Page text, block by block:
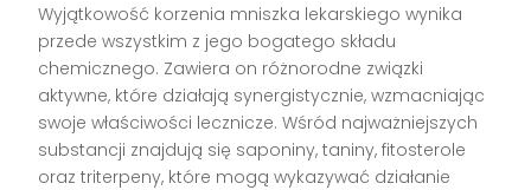
Wyjątkowość korzenia mniszka lekarskiego wynika
przede wszystkim z jego bogatego składu
chemicznego. Zawiera on różnorodne związki
aktywne, które działają synergistycznie, wzmacniając
swoje właściwości lecznicze. Wśród najważniejszych
substancji znajdują się saponiny, taniny, fitosterole
oraz triterpeny, które mogą wykazywać działanie